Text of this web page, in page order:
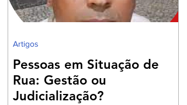
profissionais da Advocacia para aperfe
Pessoas em Situação de
Rua: Gestão ou
Judicialização?
Artigos